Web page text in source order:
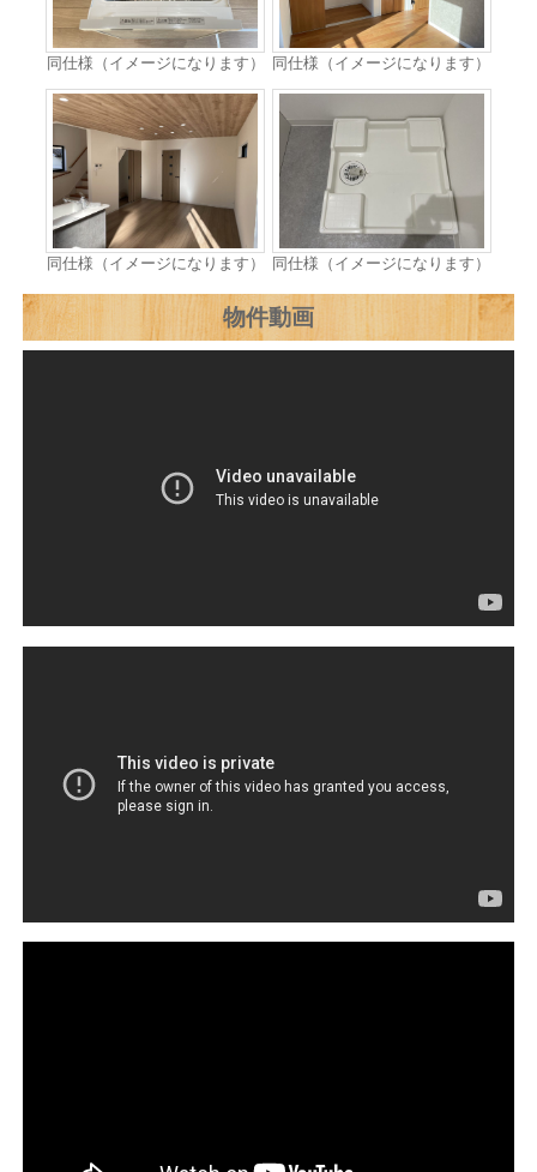
同仕様（イメージになります） 同仕様（イメージになります）
同仕様（イメージになります） 同仕様（イメージになります）
物件動画